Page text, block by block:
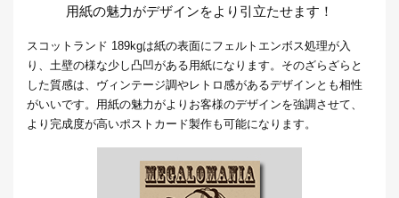
用紙の魅力がデザインをより引立たせます！
スコットランド 189kgは紙の表面にフェルトエンボス処理が入
り、土壁の様な少し凸凹がある用紙になります。そのざらざらと
した質感は、ヴィンテージ調やレトロ感があるデザインとも相性
がいいです。用紙の魅力がよりお客様のデザインを強調させて、
より完成度が高いポストカード製作も可能になります。